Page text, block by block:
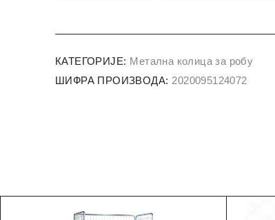
КАТЕГОРИЈЕ: Метална колица за робу
ШИФРА ПРОИЗВОДА: 2020095124072